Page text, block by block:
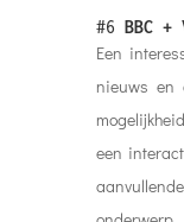
#6 BBC +
Een
nieuws en
een